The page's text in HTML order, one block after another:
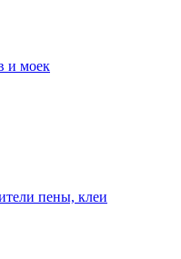
и моек
пены, клеи